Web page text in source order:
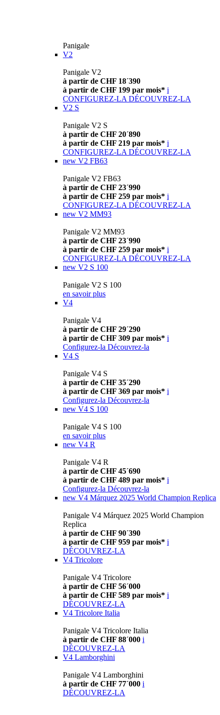
Panigale
V2
Panigale V2
à partir de CHF 18´390
à partir de CHF 199 par mois* i
CONFIGUREZ-LA DÉCOUVREZ-LA
V2 S
Panigale V2 S
à partir de CHF 20´890
à partir de CHF 219 par mois* i
CONFIGUREZ-LA DÉCOUVREZ-LA
new V2 FB63
Panigale V2 FB63
à partir de CHF 23´990
à partir de CHF 259 par mois* i
CONFIGUREZ-LA DÉCOUVREZ-LA
new V2 MM93
Panigale V2 MM93
à partir de CHF 23´990
à partir de CHF 259 par mois* i
CONFIGUREZ-LA DÉCOUVREZ-LA
new V2 S 100
Panigale V2 S 100
en savoir plus
V4
Panigale V4
à partir de CHF 29´290
à partir de CHF 309 par mois* i
Configurez-la Découvrez-la
V4 S
Panigale V4 S
à partir de CHF 35´290
à partir de CHF 369 par mois* i
Configurez-la Découvrez-la
new V4 S 100
Panigale V4 S 100
en savoir plus
new V4 R
Panigale V4 R
à partir de CHF 45´690
à partir de CHF 489 par mois* i
Configurez-la Découvrez-la
new V4 Márquez 2025 World Champion Replica
Panigale V4 Márquez 2025 World Champion
Replica
à partir de CHF 90´390
à partir de CHF 959 par mois* i
DÉCOUVREZ-LA
V4 Tricolore
Panigale V4 Tricolore
à partir de CHF 56´000
à partir de CHF 589 par mois* i
DÉCOUVREZ-LA
V4 Tricolore Italia
Panigale V4 Tricolore Italia
à partir de CHF 88´000 i
DÉCOUVREZ-LA
V4 Lamborghini
Panigale V4 Lamborghini
à partir de CHF 77´000 i
DÉCOUVREZ-LA